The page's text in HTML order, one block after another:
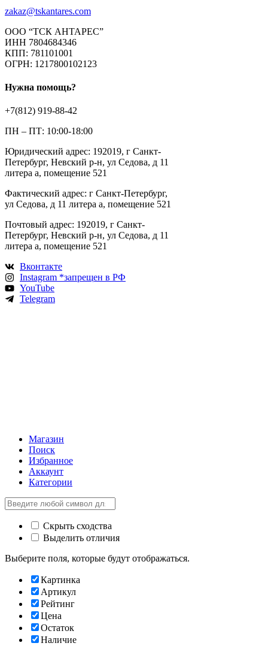
zakaz@tskantares.com
ООО “ТСК АНТАРЕС”
ИНН 7804684346
КПП: 781101001
ОГРН: 1217800102123
Нужна помощь?
+7(812) 919-88-42
ПН – ПТ: 10:00-18:00
Юридический адрес: 192019, г Санкт-
Петербург, Невский р-н, ул Седова, д 11
литера а, помещение 521
Фактический адрес: г Санкт-Петербург,
ул Седова, д 11 литера а, помещение 521
Почтовый адрес: 192019, г Санкт-
Петербург, Невский р-н, ул Седова, д 11
литера а, помещение 521
Вконтакте
Instagram *запрещен в РФ
YouTube
Telegram
Магазин
Поиск
Избранное
Аккаунт
Категории
Скрыть сходства
Выделить отличия
Выберите поля, которые будут отображаться.
Картинка
Артикул
Рейтинг
Цена
Остаток
Наличие